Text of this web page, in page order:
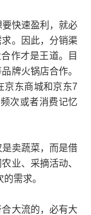
快速盈利，就必
。因此，分销渠
作才是王道。目
牌火锅店合作。
京东商城和京东7
次或者消费记忆
卖蔬菜，而是借
业、采摘活动、
需求。
大流的，必有大